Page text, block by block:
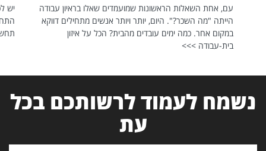
עם, אחת השאלות הראשונות שמועמדים שאלו בראיון עבודה
הייתה "מה השכר?". היום, יותר ויותר אנשים מתחילים דווקא
במקום אחר. כמה ימים עובדים מהבית? הכל על איזון
בית-עבודה >>>
יש
נשמח לעמוד לרשותכם בכל
עת